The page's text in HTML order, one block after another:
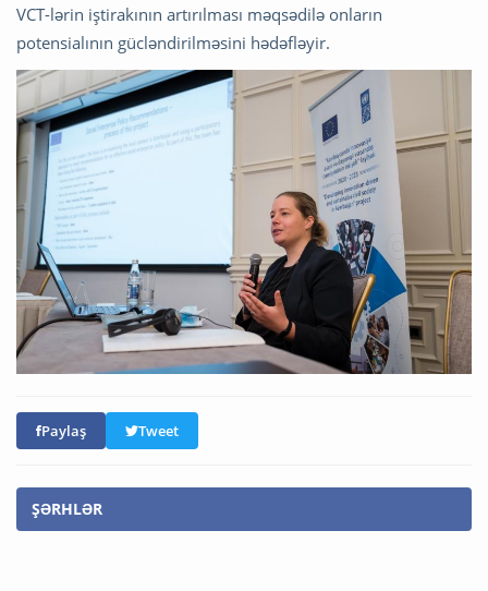
VCT-lərin iştirakının artırılması məqsədilə onların
potensialının gücləndirilməsini hədəfləyir.
Paylaş Tweet
ŞƏRHLƏR